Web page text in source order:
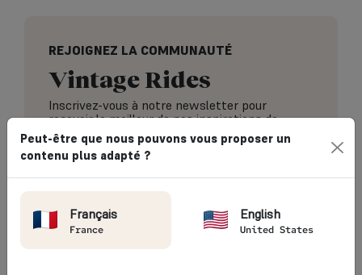
REJOIGNEZ LA COMMUNAUTÉ
Vintage Rides
Inscrivez-vous à notre newsletter pour
recevoir le meilleur de nos inspirations de
voyage.
newsletter et actualités de Vintage Rides
Peut-être que nous pouvons vous proposer un
contenu plus adapté ?
Français
France
English
United States